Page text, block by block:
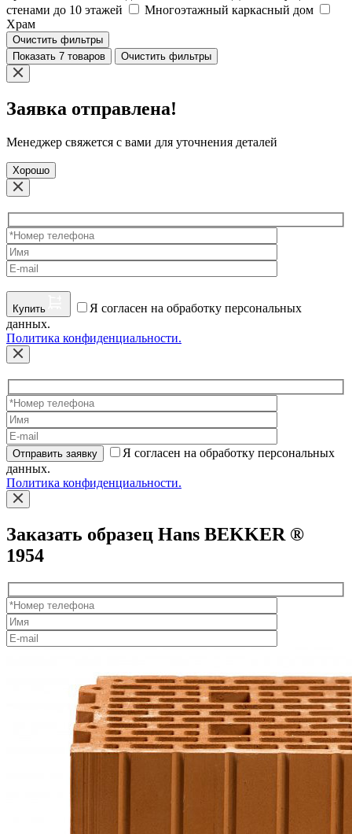
стенами до 10 этажей
Многоэтажный каркасный дом
Храм
Очистить фильтры
Показать 7 товаров
Очистить фильтры
Заявка отправлена!
Менеджер свяжется с вами для уточнения деталей
Хорошо
Купить
Я согласен на обработку персональных
данных.
Политика конфиденциальности.
Отправить заявку
Я согласен на обработку персональных
данных.
Политика конфиденциальности.
Заказать образец Hans BEKKER ®
1954